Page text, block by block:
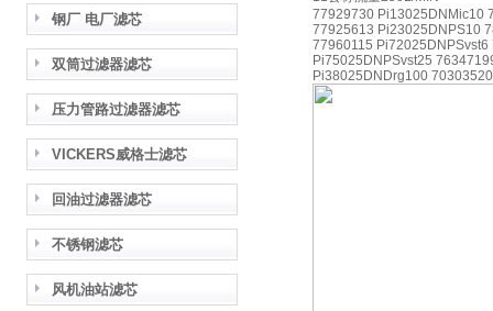
钢厂 电厂滤芯
双筒过滤器滤芯
压力管路过滤器滤芯
VICKERS威格士滤芯
回油过滤器滤芯
不锈钢滤芯
风机油站滤芯
77929730 Pi13025DNMic10
77925613 Pi23025DNPS10
77960115
Pi75025DNPSvst25
Pi38025DNDrg100